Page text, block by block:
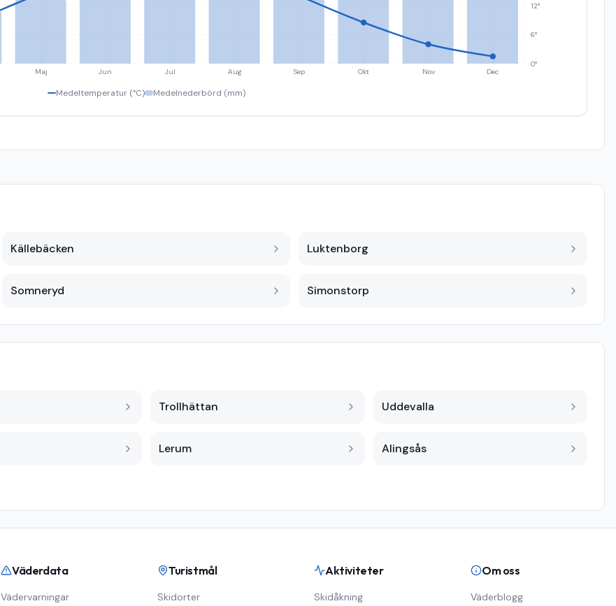
Maj Jun Jul Aug Sep Okt Nov Dec
0°
6°
12°
Medeltemperatur (°C) Medelnederbörd (mm)
Källebäcken Luktenborg
Somneryd Simonstorp
Trollhättan Uddevalla
Lerum Alingsås
Väderdata
Vädervarningar
Turistmål
Skidorter
Aktiviteter
Skidåkning
Om oss
Väderblogg